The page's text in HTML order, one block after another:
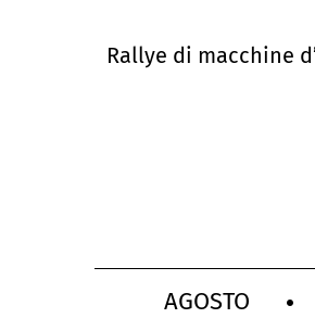
Rallye di macchine
AGOSTO